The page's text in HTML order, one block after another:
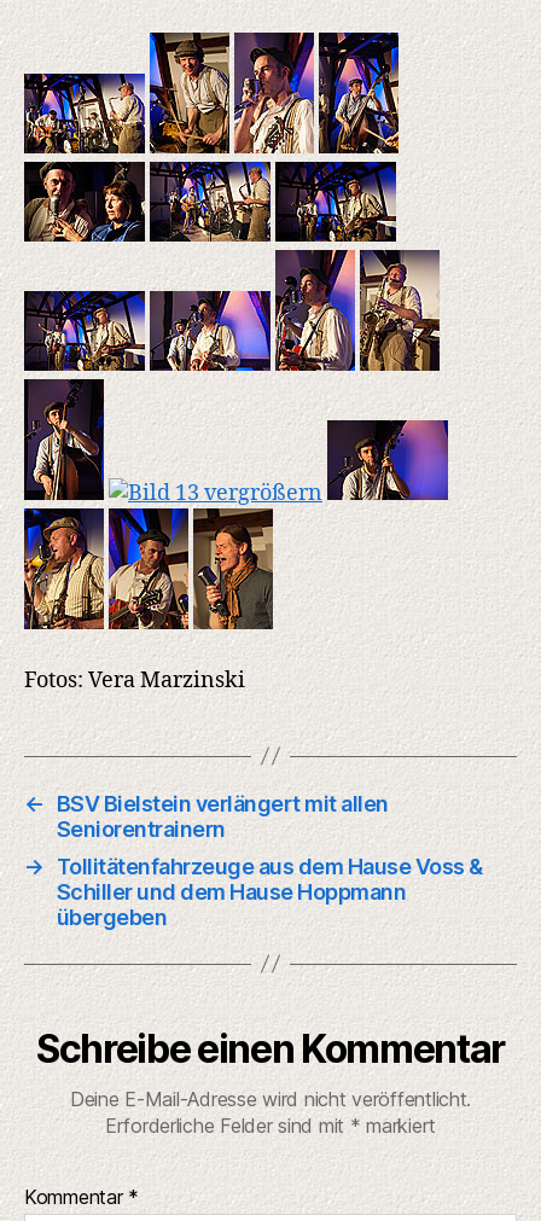
Fotos: Vera Marzinski
←
BSV Bielstein verlängert mit allen
Seniorentrainern
→
Tollitätenfahrzeuge aus dem Hause Voss &
Schiller und dem Hause Hoppmann
übergeben
Schreibe einen Kommentar
Deine E-Mail-Adresse wird nicht veröffentlicht.
Erforderliche Felder sind mit * markiert
Kommentar *